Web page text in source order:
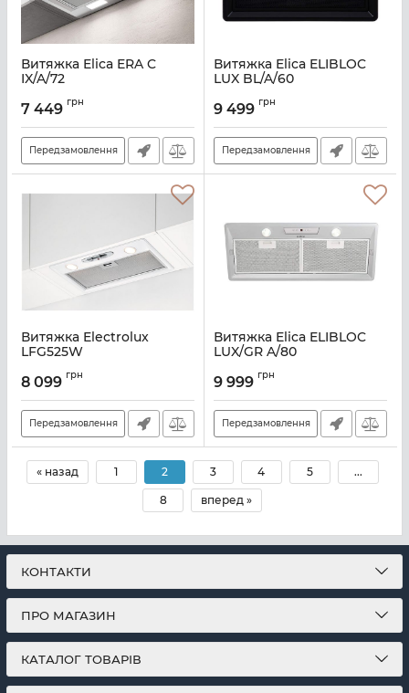
Витяжка Elica ERA C
IX/A/72
7 449 грн
Передзамовлення
Витяжка Elica ELIBLOC
LUX BL/A/60
9 499 грн
Передзамовлення
Витяжка Electrolux
LFG525W
8 099 грн
Передзамовлення
Витяжка Elica ELIBLOC
LUX/GR A/80
9 999 грн
Передзамовлення
« назад 1 2 3 4 5 ...
8 вперед »
КОНТАКТИ
ПРО МАГАЗИН
КАТАЛОГ ТОВАРІВ